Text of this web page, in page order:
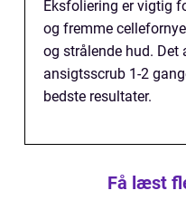
Eksfoliering er vigtig
og fremme
og strålende hud. Det
ansigtsscrub 1-2
bedste resultater.
Få læst